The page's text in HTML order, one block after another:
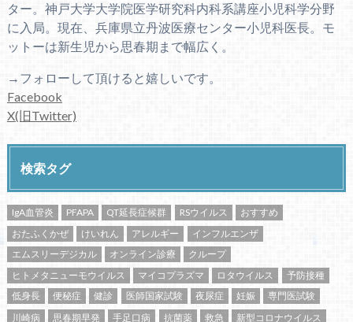
ター。神戸大学大学院医学研究科内科系講座小児科学分野
に入局。現在、兵庫県立丹波医療センター小児科医長。モ
ットーは新生児から思春期まで幅広く。
→フォローして頂けると嬉しいです。
Facebook
X(旧Twitter)
検索タグ
IgA血管炎 PFAPA QT延長症候群 RSウイルス
おすすめ
おたふくかぜ
けいれん アレルギー
インフルエンザ
エムスリーデジカル
オンライン診療
クループ
ヒトメタニューモウイルス
マイコプラズマ ロタウイルス
予防接種
低身長
便秘症 健診 医師国家試験 夜尿症 妊娠
専門医試験
川崎病
思春期早発 手足口病 抗菌薬 救急
新型コロナウイルス